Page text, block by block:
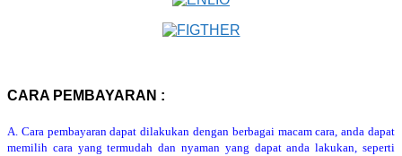
CARA PEMBAYARAN :
A. Cara pembayaran dapat dilakukan dengan berbagai macam cara, anda dapat
memilih cara yang termudah dan nyaman yang dapat anda lakukan, seperti